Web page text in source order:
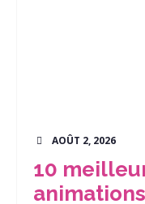
AOÛT 2, 2026
10